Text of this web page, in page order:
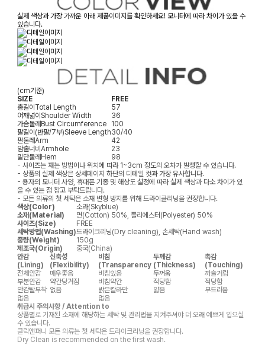
실제 색상과 가장 가까운 아래 제품이미지를 확인하세요! 모니터에 따라 차이가 있을 수
있습니다.
(cm기준)
SIZE
FREE
총길이 Total Length
57
어깨넓이 Shoulder Width
36
가슴둘레 Bust Circumference
100
팔길이(반팔/7부)Sleeve Length30/40
팔둘레 Arm
42
암홀너비 Armhole
23
밑단둘레 Hem
98
- 사이즈는 재는 방법이나 위치에 따라 1~3cm 정도의 오차가 발생할 수 있습니다.
- 상품의 실제 색상은 상세페이지 하단의 디테일 컷과 가장 유사합니다.
- 용자의 모니터 사양, 휴대폰 기종 및 해상도 설정에 따라 실제 색상과 다소 차이가 있
을 수 있는 점 참고 부탁드립니다.
- 모든 의류의 첫 세탁은 소재 변형 방지를 위해 드라이클리닝을 권장합니다.
색상(Color)
소라(Skyblue)
소재(Material)
면(Cotton) 50%, 폴리에스터(Polyester) 50%
사이즈(Size)
FREE
세탁방법(Washing)드라이크리닝(Dry cleaning), 손세탁(Hand wash)
중량(Weight)
150g
제조국(Origin)
중국(China)
안감
(Lining)
신축성
(Flexibility)
비침
(Transparency
두께감
(Thickness)
촉감
(Touching)
전체안감
매우좋음 비침있음 두꺼움
까슬거림
부분안감
약간당겨짐 비침약간 적당함
적당함
안감탈부착 없음 밝은칼라만 얇음
부드러움
없음
없음
취급시 주의사항 / Attention to
상품별로 기재된 소재에 해당하는 세탁 및 관리법을 지켜주셔야 더 오래 예쁘게 입으실
수 있습니다.
클릭앤퍼니 모든 의류는 첫 세탁은 드라이크리닝을 권장합니다.
Dry Clean is recommended on the first wash.